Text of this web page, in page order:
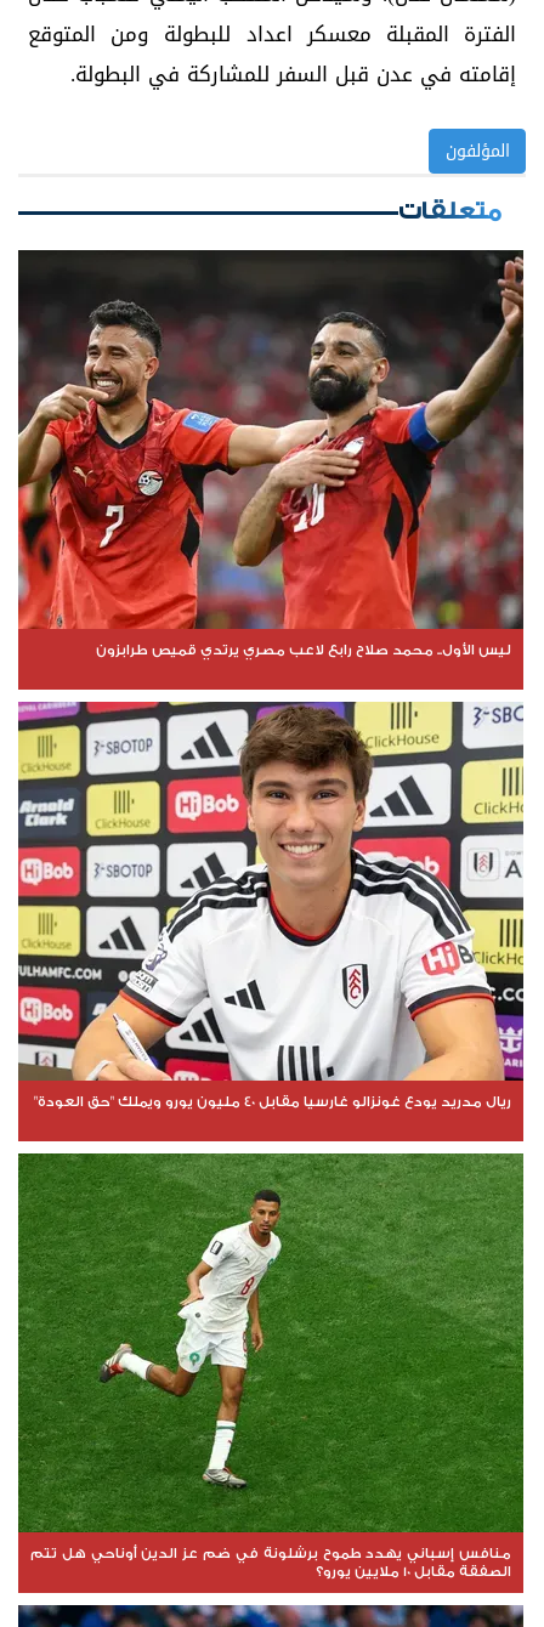
الفترة المقبلة معسكر اعداد للبطولة ومن المتوقع
إقامته في عدن قبل السفر للمشاركة في البطولة.
المؤلفون
متعلقات
ليس الأول.. محمد صلاح رابع لاعب مصري يرتدي قميص طرابزون
ريال مدريد يودع غونزالو غارسيا مقابل 40 مليون يورو ويملك "حق العودة"
منافس إسباني يهدد طموح برشلونة في ضم عز الدين أوناحي هل تتم
الصفقة مقابل 10 ملايين يورو؟